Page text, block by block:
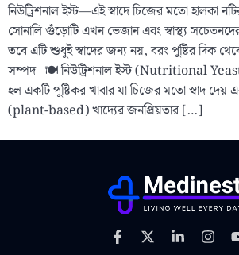
নিউট্রিশনাল ইস্ট—এই স্বাদে চিজের মতো হালকা
সোনালি গুঁড়োটি এখন ভেজান এবং স্বাস্থ্য
তবে এটি শুধুই স্বাদের জন্য নয়, বরং পুষ্টির দিক
সম্পদ। 🍽️ নিউট্রিশনাল ইস্ট (Nutritional Yeast)
হল একটি পুষ্টিকর খাবার যা চিজের মতো স্বাদ দেয়
(plant-based) খাদ্যের জনপ্রিয়তার […]